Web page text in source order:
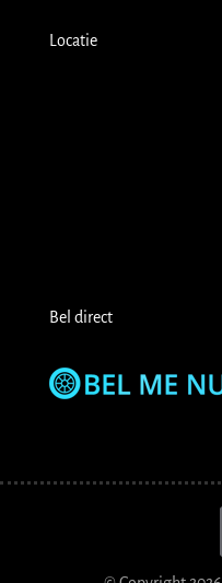
Locatie
Bel direct